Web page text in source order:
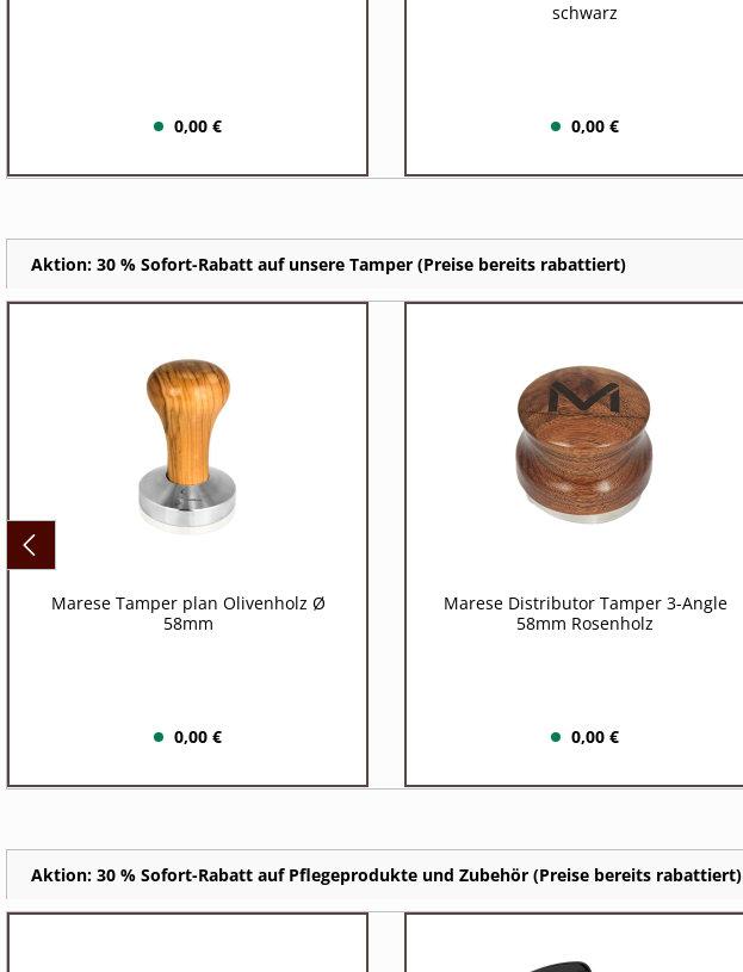
0,00 €
schwarz
0,00 €
Aktion: 30 % Sofort-Rabatt auf unsere Tamper (Preise bereits rabattiert)
Marese Tamper plan Olivenholz Ø
58mm
0,00 €
Marese Distributor Tamper 3-Angle
58mm Rosenholz
0,00 €
Aktion: 30 % Sofort-Rabatt auf Pflegeprodukte und Zubehör (Preise bereits rabattiert)